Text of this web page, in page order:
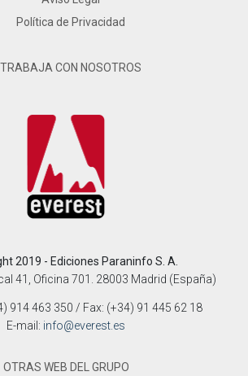
Política de Privacidad
TRABAJA CON NOSOTROS
2019 - Ediciones Paraninfo S. A.
41, Oficina 701. 28003 Madrid (España)
914 463 350 / Fax: (+34) 91 445 62 18
E-mail: info@everest.es
OTRAS WEB DEL GRUPO